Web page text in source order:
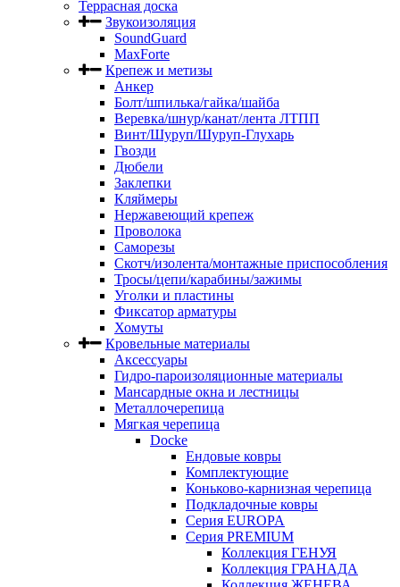
Террасная доска
Звукоизоляция
SoundGuard
MaxForte
Крепеж и метизы
Анкер
Болт/шпилька/гайка/шайба
Веревка/шнур/канат/лента ЛТПП
Винт/Шуруп/Шуруп-Глухарь
Гвозди
Дюбели
Заклепки
Кляймеры
Нержавеющий крепеж
Проволока
Саморезы
Скотч/изолента/монтажные приспособления
Тросы/цепи/карабины/зажимы
Уголки и пластины
Фиксатор арматуры
Хомуты
Кровельные материалы
Аксессуары
Гидро-пароизоляционные материалы
Мансардные окна и лестницы
Металлочерепица
Мягкая черепица
Docke
Ендовые ковры
Комплектующие
Коньково-карнизная черепица
Подкладочные ковры
Серия EUROPA
Серия PREMIUM
Коллекция ГЕНУЯ
Коллекция ГРАНАДА